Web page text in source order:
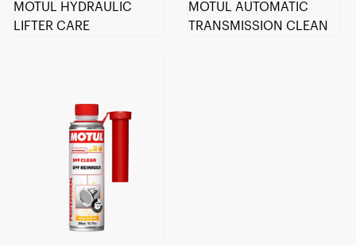
MOTUL HYDRAULIC
LIFTER CARE
MOTUL AUTOMATIC
TRANSMISSION CLEAN